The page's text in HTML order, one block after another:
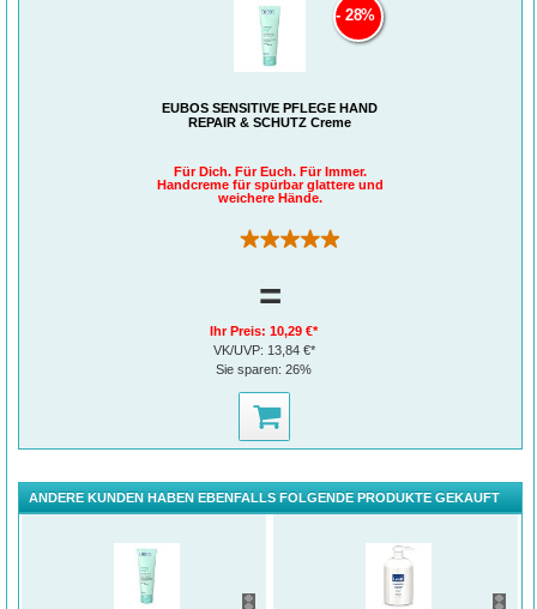
EUBOS SENSITIVE PFLEGE HAND
REPAIR & SCHUTZ Creme
Für Dich. Für Euch. Für Immer.
Handcreme für spürbar glattere und
weichere Hände.
(59)
28%
=
Ihr Preis:10,29 €*
VK/UVP: 13,84 €*
Sie sparen:26%
ANDERE KUNDEN HABEN EBENFALLS FOLGENDE PRODUKTE GEKAUFT